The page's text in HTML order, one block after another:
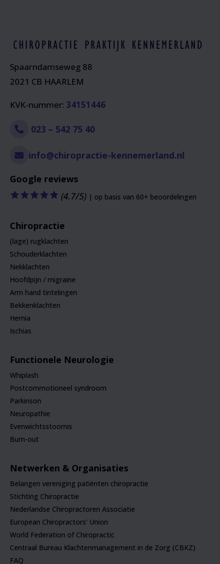
Spaarndamseweg 88
2021 CB HAARLEM
KVK-nummer: 34151446
023 – 542 75 40
info@chiropractie-kennemerland.nl
Google reviews
🟊🟊🟊🟊🟊 (4.7/5) | op basis van 60+ beoordelingen
Chiropractie
(lage) rugklachten
Schouderklachten
Nekklachten
Hoofdpijn / migraine
Arm hand tintelingen
Bekkenklachten
Hernia
Ischias
Functionele Neurologie
Whiplash
Postcommotioneel syndroom
Parkinson
Neuropathie
Evenwichtsstoornis
Burn-out
Netwerken & Organisaties
Belangen vereniging patiënten chiropractie
Stichting Chiropractie
Nederlandse Chiropractoren Associatie
European Chiropractors’ Union
World Federation of Chiropractic
Centraal Bureau Klachtenmanagement in de Zorg (CBKZ)
FAQ